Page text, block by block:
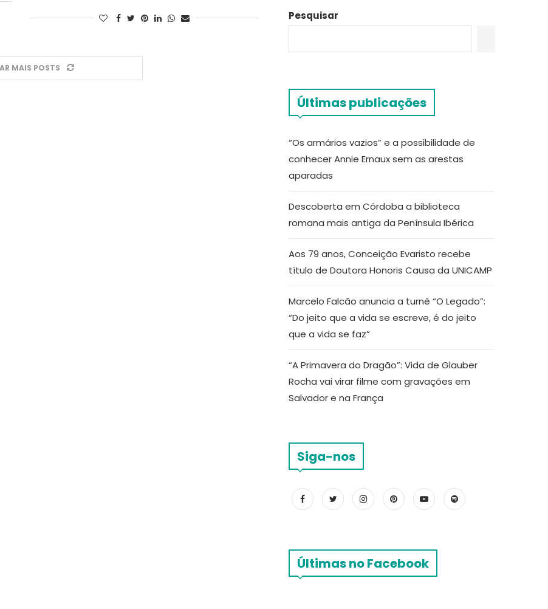
MAIS POSTS
Pesquisar
Últimas publicações
“Os armários vazios” e a possibilidade de
conhecer Annie Ernaux sem as arestas
aparadas
Descoberta em Córdoba a biblioteca
romana mais antiga da Península Ibérica
Aos 79 anos, Conceição Evaristo recebe
título de Doutora Honoris Causa da UNICAMP
Marcelo Falcão anuncia a turnê “O Legado”:
“Do jeito que a vida se escreve, é do jeito
que a vida se faz”
“A Primavera do Dragão”: Vida de Glauber
Rocha vai virar filme com gravações em
Salvador e na França
Siga-nos
Últimas no Facebook